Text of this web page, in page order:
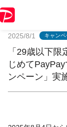
2025/8/1 キャン
「29歳以下
じめて
ンペーン」実